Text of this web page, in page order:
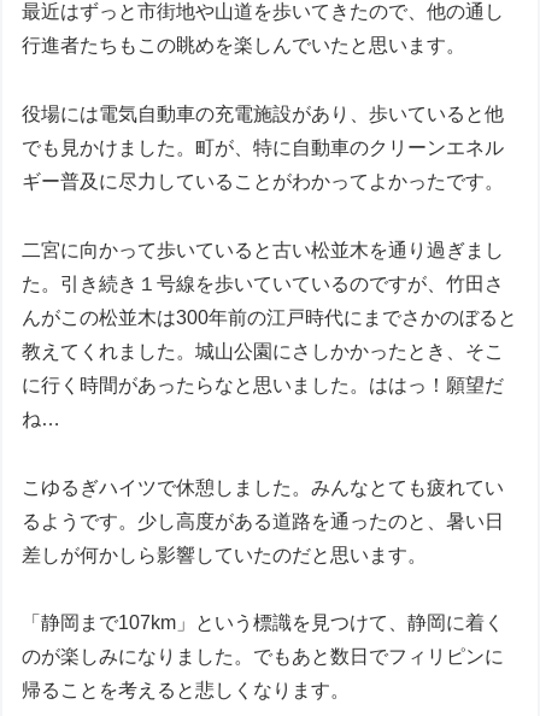
最近はずっと市街地や山道を歩いてきたので、他の通し
行進者たちもこの眺めを楽しんでいたと思います。
役場には電気自動車の充電施設があり、歩いていると他
でも見かけました。町が、特に自動車のクリーンエネル
ギー普及に尽力していることがわかってよかったです。
二宮に向かって歩いていると古い松並木を通り過ぎまし
た。引き続き１号線を歩いていているのですが、竹田さ
んがこの松並木は300年前の江戸時代にまでさかのぼると
教えてくれました。城山公園にさしかかったとき、そこ
に行く時間があったらなと思いました。ははっ！願望だ
ね…
こゆるぎハイツで休憩しました。みんなとても疲れてい
るようです。少し高度がある道路を通ったのと、暑い日
差しが何かしら影響していたのだと思います。
「静岡まで107km」という標識を見つけて、静岡に着く
のが楽しみになりました。でもあと数日でフィリピンに
帰ることを考えると悲しくなります。